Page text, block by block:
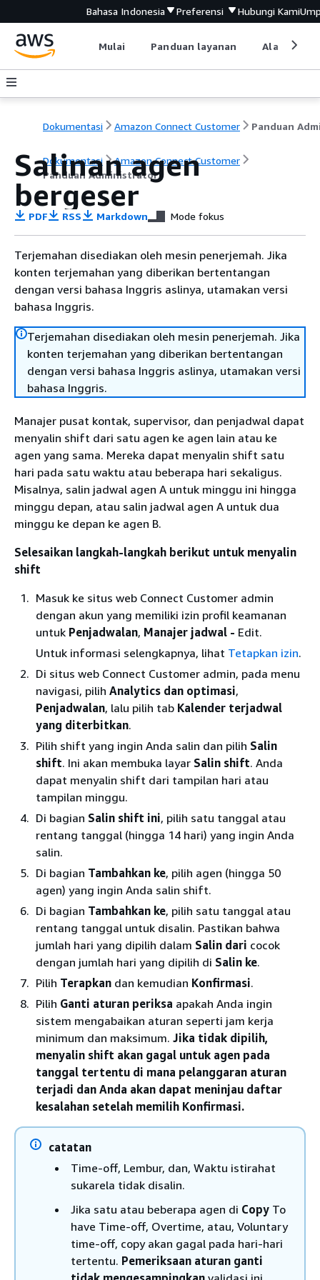
Bahasa Indonesia Preferensi Hubungi Kami
Mulai Panduan layanan Alat
Dokumentasi Amazon Connect Customer
Dokumentasi
Amazon Connect Customer
Panduan Administrator
Salinan agen
bergeser
PDF RSS Markdown Mode fokus
Terjemahan disediakan oleh mesin penerjemah. Jika
konten terjemahan yang diberikan bertentangan
dengan versi bahasa Inggris aslinya, utamakan versi
bahasa Inggris.
Terjemahan disediakan oleh mesin penerjemah. Jika
konten terjemahan yang diberikan bertentangan
dengan versi bahasa Inggris aslinya, utamakan versi
bahasa Inggris.
Manajer pusat kontak, supervisor, dan penjadwal dapat
menyalin shift dari satu agen ke agen lain atau ke
agen yang sama. Mereka dapat menyalin shift satu
hari pada satu waktu atau beberapa hari sekaligus.
Misalnya, salin jadwal agen A untuk minggu ini hingga
minggu depan, atau salin jadwal agen A untuk dua
minggu ke depan ke agen B.
Selesaikan langkah-langkah berikut untuk menyalin
shift
Masuk ke situs web Connect Customer admin
dengan akun yang memiliki izin profil keamanan
untuk Penjadwalan, Manajer jadwal - Edit.
Untuk informasi selengkapnya, lihat Tetapkan izin.
Di situs web Connect Customer admin, pada menu
navigasi, pilih Analytics dan optimasi,
Penjadwalan, lalu pilih tab Kalender terjadwal
yang diterbitkan.
Pilih shift yang ingin Anda salin dan pilih Salin
shift. Ini akan membuka layar Salin shift. Anda
dapat menyalin shift dari tampilan hari atau
tampilan minggu.
Di bagian Salin shift ini, pilih satu tanggal atau
rentang tanggal (hingga 14 hari) yang ingin Anda
salin.
Di bagian Tambahkan ke, pilih agen (hingga 50
agen) yang ingin Anda salin shift.
Di bagian Tambahkan ke, pilih satu tanggal atau
rentang tanggal untuk disalin. Pastikan bahwa
jumlah hari yang dipilih dalam Salin dari cocok
dengan jumlah hari yang dipilih di Salin ke.
Pilih Terapkan dan kemudian Konfirmasi.
Pilih Ganti aturan periksa apakah Anda ingin
sistem mengabaikan aturan seperti jam kerja
minimum dan maksimum. Jika tidak dipilih,
menyalin shift akan gagal untuk agen pada
tanggal tertentu di mana pelanggaran aturan
terjadi dan Anda akan dapat meninjau daftar
kesalahan setelah memilih Konfirmasi.
catatan
Time-off, Lembur, dan, Waktu istirahat
sukarela tidak disalin.
Jika satu atau beberapa agen di Copy To
have Time-off, Overtime, atau, Voluntary
time-off, copy akan gagal pada hari-hari
tertentu. Pemeriksaan aturan ganti